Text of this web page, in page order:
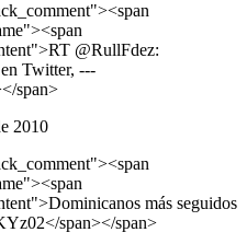
@RullFdez:
Twitter, ---
span>
2010
más seguidos
span></span>